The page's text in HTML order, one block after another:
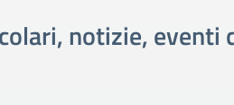
notizie, eventi